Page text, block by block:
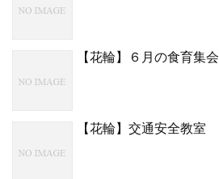
【花輪】６月の食育集会
【花輪】交通安全教室